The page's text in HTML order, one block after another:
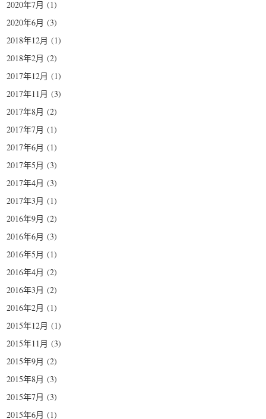
2020年7月 (1)
2020年6月 (3)
2018年12月 (1)
2018年2月 (2)
2017年12月 (1)
2017年11月 (3)
2017年8月 (2)
2017年7月 (1)
2017年6月 (1)
2017年5月 (3)
2017年4月 (3)
2017年3月 (1)
2016年9月 (2)
2016年6月 (3)
2016年5月 (1)
2016年4月 (2)
2016年3月 (2)
2016年2月 (1)
2015年12月 (1)
2015年11月 (3)
2015年9月 (2)
2015年8月 (3)
2015年7月 (3)
2015年6月 (1)